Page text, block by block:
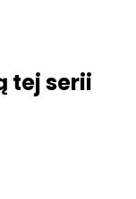
tej serii